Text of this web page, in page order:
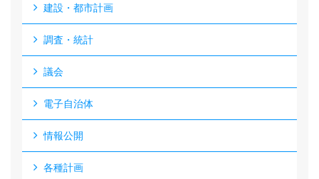
建設・都市計画
調査・統計
議会
電子自治体
情報公開
各種計画